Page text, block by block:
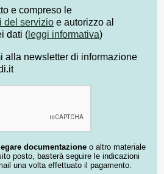
e compreso le
del servizio e autorizzo al
dati ( leggi informativa)
alla newsletter di informazione
documentazione o altro materiale
posto, basterà seguire le indicazioni
una volta effettuato il pagamento.